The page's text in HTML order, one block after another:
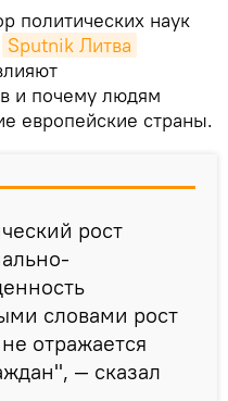
политических наук
Sputnik Литва
и почему людям
европейские страны.
рост
словами рост
отражается
— сказал